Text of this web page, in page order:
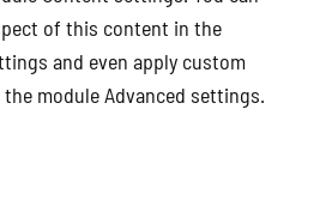
of this content in the
and even apply custom
module Advanced settings.